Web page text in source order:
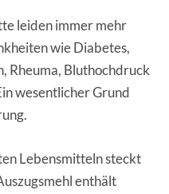
leiden immer mehr
wie Diabetes,
Rheuma, Bluthochdruck
wesentlicher Grund
Lebensmitteln steckt
enthält